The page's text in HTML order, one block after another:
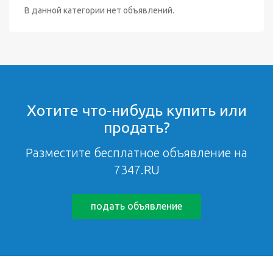
В данной категории нет объявлений.
Хотите что-нибудь купить или
продать?
Разместите бесплатное объявление на
7347.RU
подать объявление